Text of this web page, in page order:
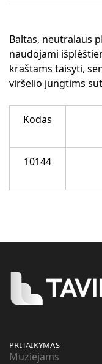
Baltas, neutralaus
naudojami
kraštams taisyti,
viršelio jungtims
Kodas
10144
PRITAIKYMAS
Muziejams